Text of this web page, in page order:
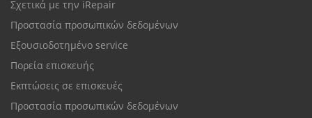
Σχετικά με την iRepair
Προστασία προσωπικών δεδομένων
Εξουσιοδοτημένο service
Πορεία επισκευής
Εκπτώσεις σε επισκευές
Προστασία προσωπικών δεδομένων